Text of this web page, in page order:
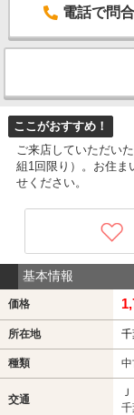
電話で問
ここがおすすめ！
ご来店していただい
組1回限り）。お住ま
せください。
基本情報
価格
所在地 千
種類 中
交通